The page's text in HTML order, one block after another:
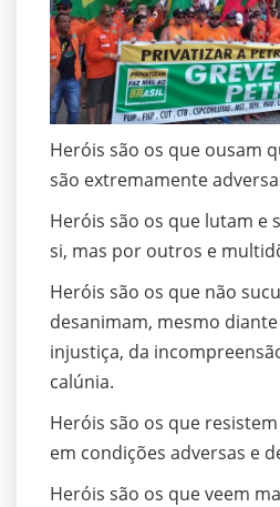
Heróis são os que ousam
são extremamente
Heróis são os que lutam e
si, mas por outros e
Heróis são os que não
desanimam, mesmo
injustiça, da
calúnia.
Heróis são os que
em condições adversas e
Heróis são os que veem